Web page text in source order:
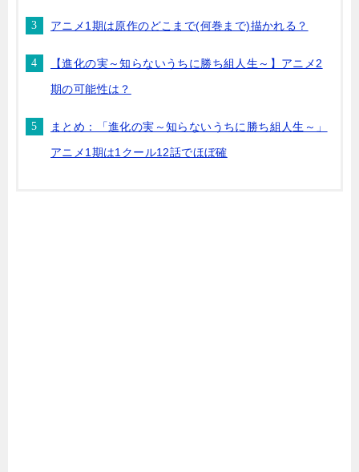
アニメ1期は原作のどこまで(何巻まで)描かれる？
【進化の実～知らないうちに勝ち組人生～】アニメ2
期の可能性は？
まとめ：「進化の実～知らないうちに勝ち組人生～」
アニメ1期は1クール12話でほぼ確